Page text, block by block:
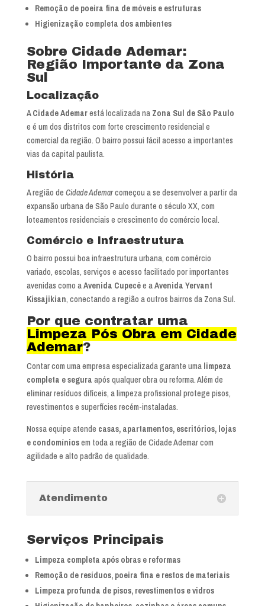
Remoção de poeira fina de móveis e estruturas
Higienização completa dos ambientes
Sobre Cidade Ademar:
Região Importante da Zona
Sul
Localização
ACidade Ademarestá localizada na Zona Sul de São Paulo
e é um dos distritos com forte crescimento residencial e
comercial da região. O bairro possui fácil acesso a importantes
vias da capital paulista.
História
A região de Cidade Ademarcomeçou a se desenvolver a partir da
expansão urbana de São Paulo durante o século XX, com
loteamentos residenciais e crescimento do comércio local.
Comércio e Infraestrutura
O bairro possui boa infraestrutura urbana, com comércio
variado, escolas, serviços e acesso facilitado por importantes
avenidas como aAvenida Cupecêe aAvenida Yervant
Kissajikian, conectando a região a outros bairros da Zona Sul.
Por que contratar uma
Limpeza Pós Obra em Cidade
Ademar?
Contar com uma empresa especializada garante uma limpeza
completa e segura após qualquer obra ou reforma. Além de
eliminar resíduos difíceis, a limpeza profissional protege pisos,
revestimentos e superfícies recém-instaladas.
Nossa equipe atende casas, apartamentos, escritórios, lojas
e condomíniosem toda a região de Cidade Ademar com
agilidade e alto padrão de qualidade.
Atendimento
Serviços Principais
Limpeza completa após obras e reformas
Remoção de resíduos, poeira fina e restos de materiais
Limpeza profunda de pisos, revestimentos e vidros